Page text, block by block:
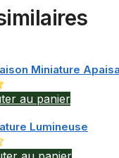
Miniature
au panier
Lumineuse